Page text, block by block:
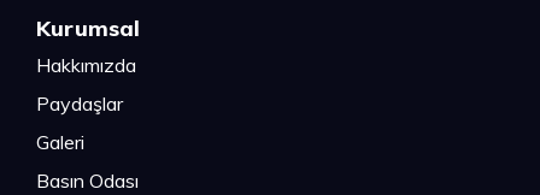
Kurumsal
Hakkımızda
Paydaşlar
Galeri
Basın Odası